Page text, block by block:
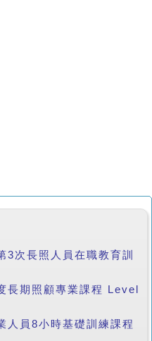
3次長照人員在職教育訓
長期照顧專業課程 Level
人員8小時基礎訓練課程